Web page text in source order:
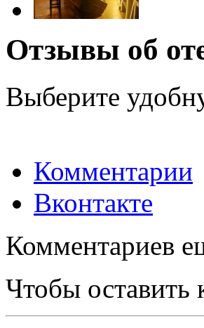
Отзывы об
Выберите
Комментарии
Вконтакте
Комментариев
Чтобы оставить